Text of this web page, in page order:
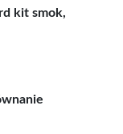
kit smok,